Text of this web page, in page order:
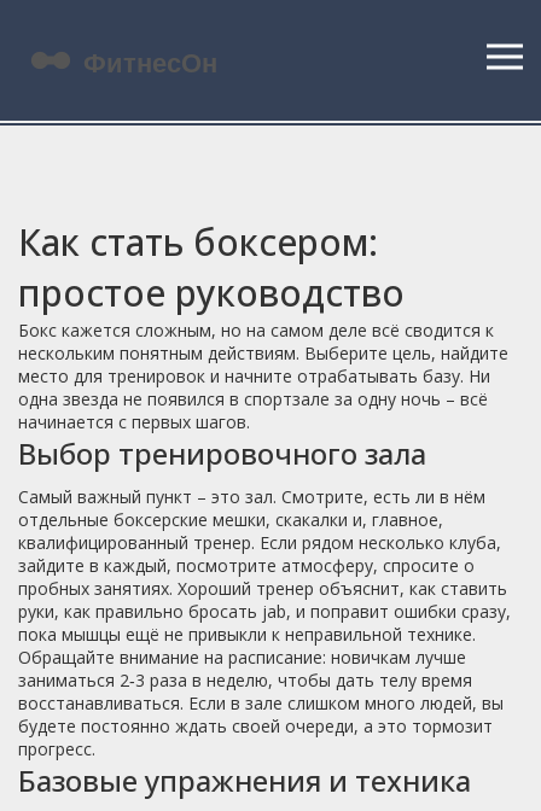
Как стать боксером:
простое руководство
Бокс кажется сложным, но на самом деле всё сводится к
нескольким понятным действиям. Выберите цель, найдите
место для тренировок и начните отрабатывать базу. Ни
одна звезда не появился в спортзале за одну ночь – всё
начинается с первых шагов.
Выбор тренировочного зала
Самый важный пункт – это зал. Смотрите, есть ли в нём
отдельные боксерские мешки, скакалки и, главное,
квалифицированный тренер. Если рядом несколько клуба,
зайдите в каждый, посмотрите атмосферу, спросите о
пробных занятиях. Хороший тренер объяснит, как ставить
руки, как правильно бросать jab, и поправит ошибки сразу,
пока мышцы ещё не привыкли к неправильной технике.
Обращайте внимание на расписание: новичкам лучше
заниматься 2‑3 раза в неделю, чтобы дать телу время
восстанавливаться. Если в зале слишком много людей, вы
будете постоянно ждать своей очереди, а это тормозит
прогресс.
Базовые упражнения и техника